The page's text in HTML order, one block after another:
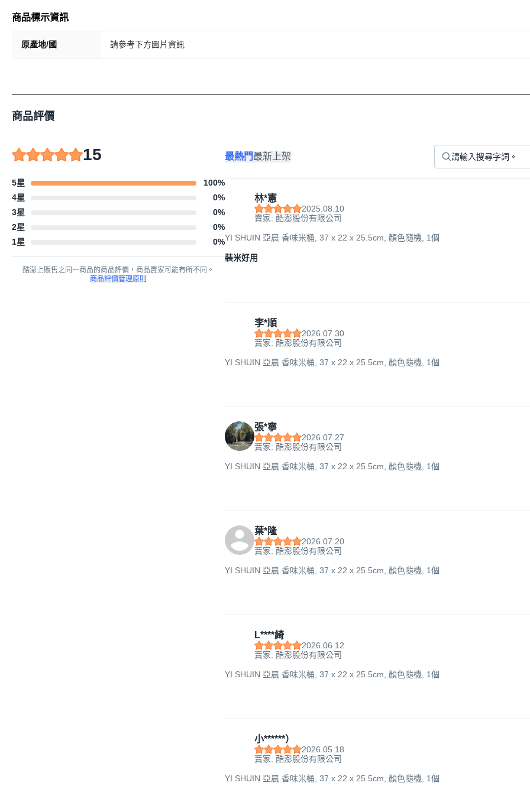
商品標示資訊
原產地/國 請參考下方圖片資訊
商品評價
15
5星 100%
4星
0%
3星
0%
2星
0%
1星
0%
酷澎上販售之同一商品的商品評價，商品賣家可能有所不同。
商品評價管理原則
最熱門最新上架
林*憲
2025.08.10
賣家: 酷澎股份有限公司
YI SHUIN 亞晨 香味米桶, 37 x 22 x 25.5cm, 顏色隨機, 1個
裝米好用
李*順
2026.07.30
賣家: 酷澎股份有限公司
YI SHUIN 亞晨 香味米桶, 37 x 22 x 25.5cm, 顏色隨機, 1個
張*寧
2026.07.27
賣家: 酷澎股份有限公司
YI SHUIN 亞晨 香味米桶, 37 x 22 x 25.5cm, 顏色隨機, 1個
葉*隆
2026.07.20
賣家: 酷澎股份有限公司
YI SHUIN 亞晨 香味米桶, 37 x 22 x 25.5cm, 顏色隨機, 1個
L****綺
2026.06.12
賣家: 酷澎股份有限公司
YI SHUIN 亞晨 香味米桶, 37 x 22 x 25.5cm, 顏色隨機, 1個
小******）
2026.05.18
賣家: 酷澎股份有限公司
YI SHUIN 亞晨 香味米桶, 37 x 22 x 25.5cm, 顏色隨機, 1個